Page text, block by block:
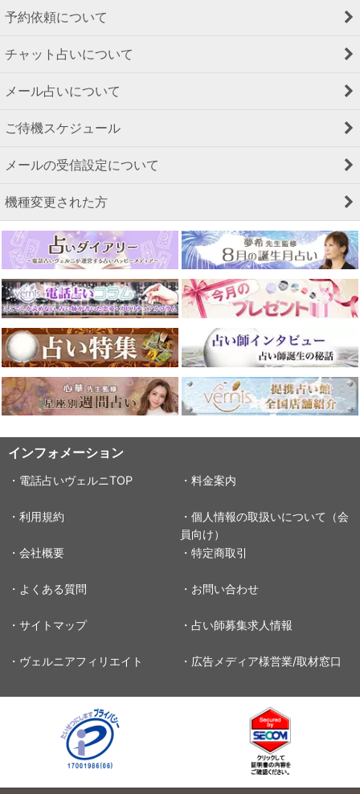
予約依頼について
チャット占いについて
メール占いについて
ご待機スケジュール
メールの受信設定について
機種変更された方
インフォメーション
・電話占いヴェルニTOP ・料金案内
・利用規約
・個人情報の取扱いについて（会
員向け）
・会社概要
・特定商取引
・よくある質問 ・お問い合わせ
・サイトマップ ・占い師募集求人情報
・ヴェルニアフィリエイト ・広告メディア様営業/取材窓口